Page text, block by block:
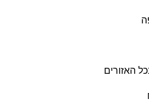
האזורים